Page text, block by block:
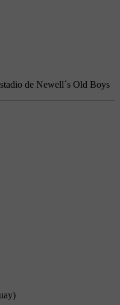
de Newell´s Old Boys